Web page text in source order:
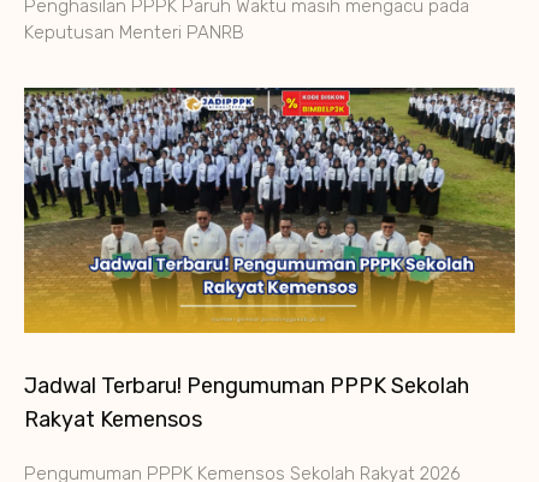
Penghasilan PPPK Paruh Waktu masih mengacu pada
Keputusan Menteri PANRB
Jadwal Terbaru! Pengumuman PPPK Sekolah
Rakyat Kemensos
Pengumuman PPPK Kemensos Sekolah Rakyat 2026